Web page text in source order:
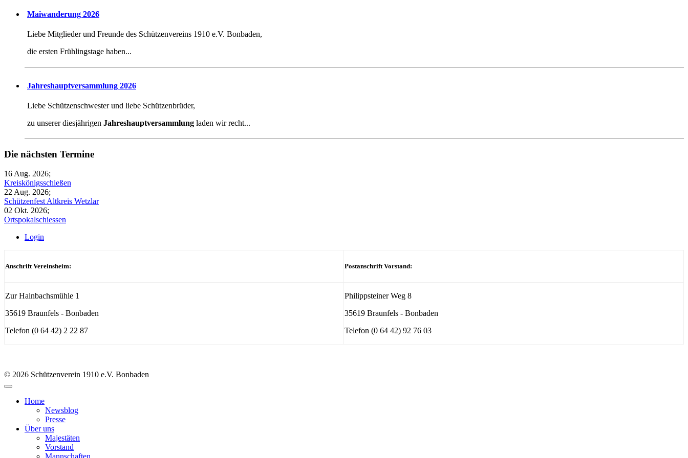
Maiwanderung 2026
Liebe Mitglieder und Freunde des Schützenvereins 1910 e.V. Bonbaden,
die ersten Frühlingstage haben...
Jahreshauptversammlung 2026
Liebe Schützenschwester und liebe Schützenbrüder,
zu unserer diesjährigen Jahreshauptversammlung laden wir recht...
Die nächsten Termine
16 Aug. 2026;
Kreiskönigsschießen
22 Aug. 2026;
Schützenfest Altkreis Wetzlar
02 Okt. 2026;
Ortspokalschiessen
Login
Anschrift Vereinsheim: Postanschrift Vorstand:
Zur Hainbachsmühle 1
35619 Braunfels - Bonbaden
Telefon (0 64 42) 2 22 87
Philippsteiner Weg 8
35619 Braunfels - Bonbaden
Telefon (0 64 42) 92 76 03
© 2026 Schützenverein 1910 e.V. Bonbaden
Home
Newsblog
Presse
Über uns
Majestäten
Vorstand